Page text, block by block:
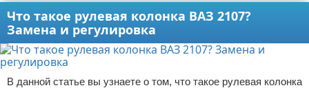
Что такое рулевая колонка ВАЗ 2107?
Замена и регулировка
В данной статье вы узнаете о том, что такое рулевая колонка